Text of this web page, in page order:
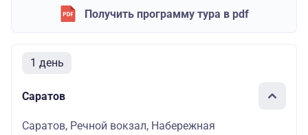
Получить программу тура в pdf
1 день
Саратов
Саратов, Речной вокзал, Набережная